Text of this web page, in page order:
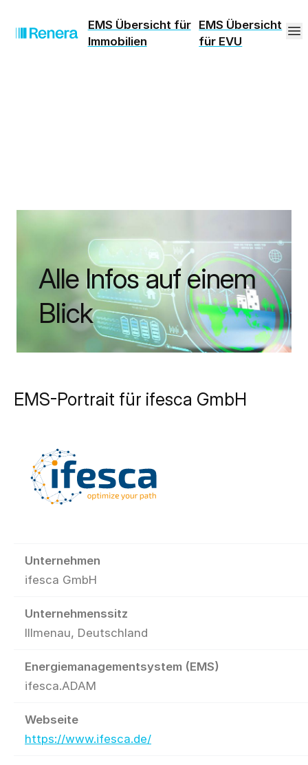
EMS Übersicht für
Immobilien
EMS Übersicht
für EVU
Alle Infos auf einem
Blick
EMS-Portrait für ifesca GmbH
Unternehmen
ifesca GmbH
Unternehmenssitz
Illmenau, Deutschland
Energiemanagementsystem (EMS)
ifesca.ADAM
Webseite
https://www.ifesca.de/